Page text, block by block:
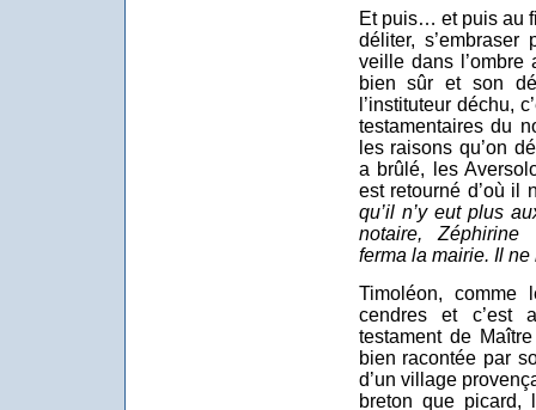
Et puis… et puis au
déliter,
veille dans l’ombre
bien sûr et son
l’instituteur déchu,
testamentaires du
les raisons qu’on
a brûlé, les
est retourné d’où il
qu’il n’y eut plus
notaire, Zéphirine
ferma la mairie. Il
Timoléon, comme
cendres et c’est
testament de
bien racontée par
d’un village
breton que picard,